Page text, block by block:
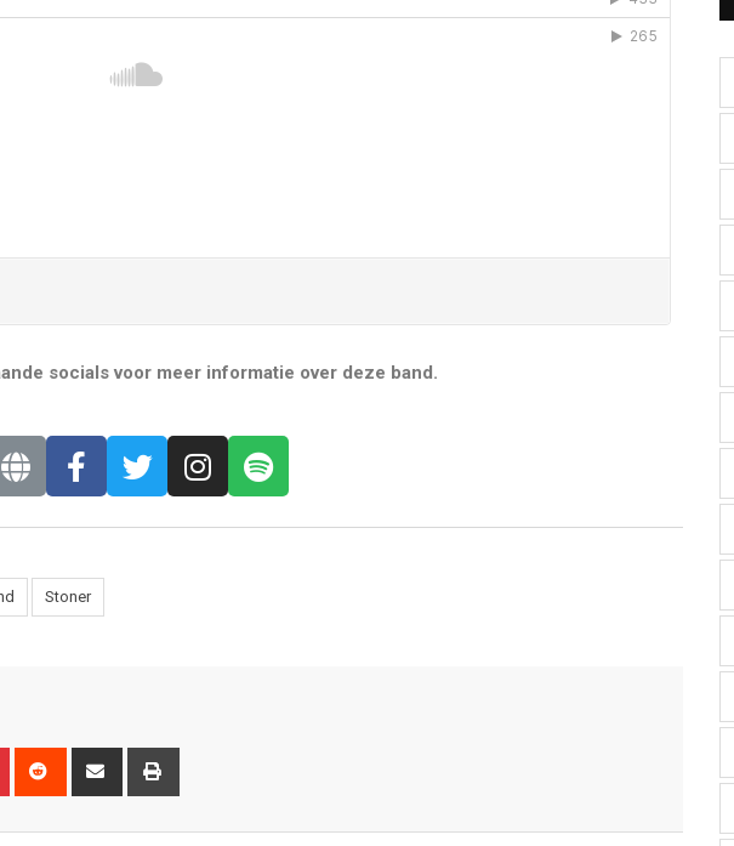
socials voor meer informatie over deze band.
Stoner